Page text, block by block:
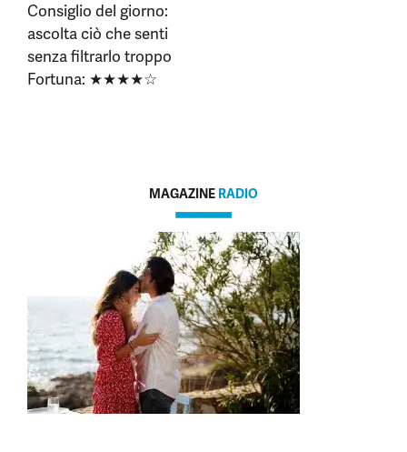
Consiglio del giorno:
ascolta ciò che senti
senza filtrarlo troppo
Fortuna: ★★★★☆
MAGAZINE RADIO